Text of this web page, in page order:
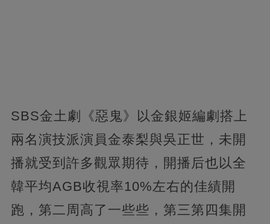
SBS金土劇《惡鬼》以金銀姬編劇搭上
兩名演技派演員金泰梨與吳正世，未開
播就受到許多觀眾期待，開播后也以全
韓平均AGB收視率10%左右的佳績開
跑，第二周高了一些些，第三第四集開